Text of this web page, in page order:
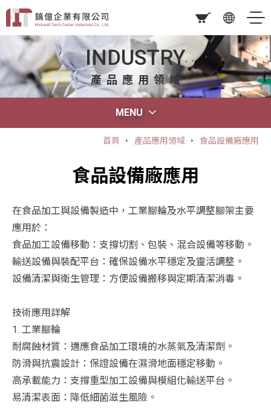
INDUSTRY
產品應用領域
MENU
首頁 產品應用領域 食品設備廠應用
食品設備廠應用
在食品加工與設備製造中，工業腳輪及水平調整腳架主要
應用於：
食品加工設備移動：支撐切割、包裝、混合設備等移動。
輸送設備與裝配平台：確保設備水平穩定及靈活調整。
設備清潔與衛生管理：方便設備搬移與定期清潔消毒。
技術應用詳解
1. 工業腳輪
耐腐蝕材質：適應食品加工環境的水蒸氣及清潔劑。
防滑與抗震設計：保證設備在濕滑地面穩定移動。
高承載能力：支撐重型加工設備與模組化輸送平台。
易清潔表面：降低細菌滋生風險。